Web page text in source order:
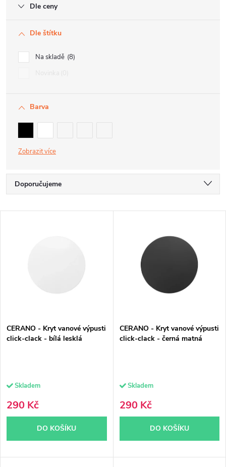
Dle ceny
Dle štítku
Na skladě 8
Barva
Zobrazit
Ř
r
o
u
k
t
ů
Doporučujeme
r
u
k
t
ů
CERANO - Kryt vanové výpusti
click-clack - bílá lesklá
Skladem
290 Kč
DO KOŠÍKU
CERANO - Kryt vanové výpusti
click-clack - černá matná
Skladem
290 Kč
DO KOŠÍKU